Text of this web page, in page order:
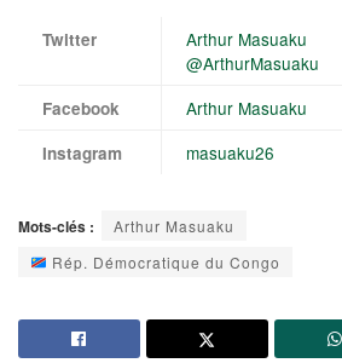
Twitter
Arthur Masuaku
@ArthurMasuaku
Facebook Arthur Masuaku
Instagram masuaku26
Mots-clés :
Arthur Masuaku
Rép. Démocratique du Congo